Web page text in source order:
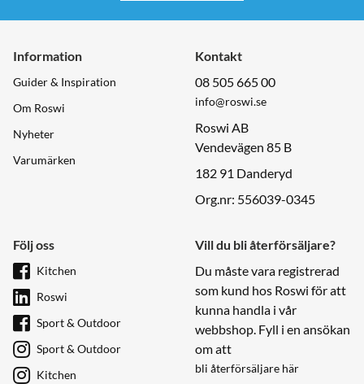
Information
Guider & Inspiration
Om Roswi
Nyheter
Varumärken
Kontakt
08 505 665 00
info@roswi.se
Roswi AB
Vendevägen 85 B
182 91 Danderyd
Org.nr: 556039-0345
Följ oss
Kitchen
Roswi
Sport & Outdoor
Sport & Outdoor
Kitchen
Vill du bli återförsäljare?
Du måste vara registrerad
som kund hos Roswi för att
kunna handla i vår
webbshop. Fyll i en ansökan
om att
bli återförsäljare här